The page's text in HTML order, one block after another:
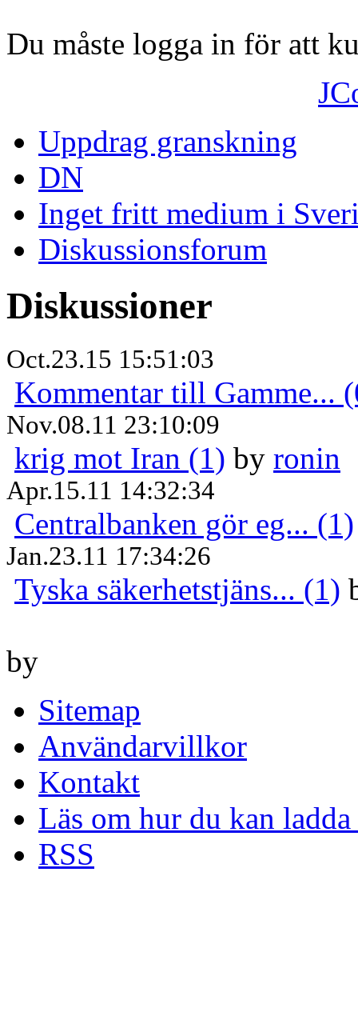
Du måste logga in för att
Uppdrag granskning
DN
Inget fritt medium i
Diskussionsforum
Diskussioner
Oct.23.15 15:51:03
Kommentar till Gamme...
Nov.08.11 23:10:09
krig mot Iran (1) by ronin
Apr.15.11 14:32:34
Centralbanken gör eg... (1)
Jan.23.11 17:34:26
Tyska säkerhetstjäns... (1)
by
Sitemap
Användarvillkor
Kontakt
Läs om hur du kan
RSS